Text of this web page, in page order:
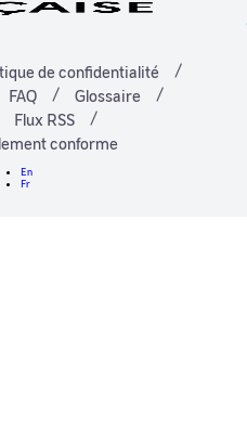
de confidentialité
FAQ
Glossaire
Flux RSS
conforme
En
Fr